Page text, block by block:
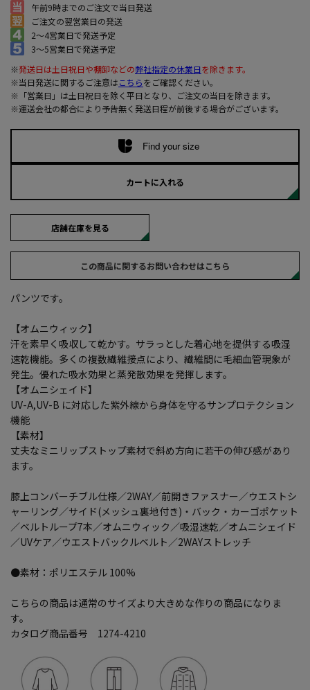
午前9時までのご注文で当日発送
ご注文の翌営業日の発送
2～4営業日で発送予定
3～5営業日で発送予定
※発送日は土日祝日や棚卸などの弊社指定の休業日を除きます。
※当日発送に関するご注意はこちらをご確認ください。
※「営業日」は土日祝日を除く平日となり、ご注文の当日を除きます。
※運送会社の都合により予告無く発送日程が前後する場合がございます。
Find your size
カートに入れる
店舗在庫を見る
この商品に関するお問い合わせはこちら
パンツです。
【オムニウィック】
汗を素早く吸収して乾かす。サラっとした着心地を提供する吸湿
速乾機能。多くの複数繊維接点により、繊維間に毛細血管現象が
発生。優れた吸水効果と蒸発散効果を発揮します。
【オムニシェイド】
UV-A,UV-B に対応した紫外線から身体を守るサンプロテクション
機能
【素材】
丈夫なミニリップストップ素材で斜め方向に若干の伸び感があり
ます。
膝上コンバーチブル仕様／2WAY／前開きファスナー／ウエストシ
ャーリング／サイド(メッシュ裏地付き)・バック・カーゴポケット
／ベルトループ7本／オムニウィック／吸湿速乾／オムニシェイド
／UVケア／ウエストバックルベルト／2WAYストレッチ
●素材：ポリエステル 100%
こちらの商品は通常のサイズより大きめな作りの商品になりま
す。
カタログ商品番号 1274-4210